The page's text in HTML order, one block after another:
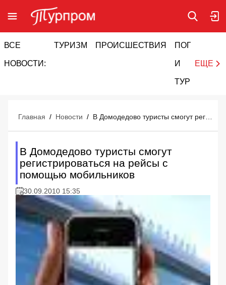
ВСЕ
НОВОСТИ:
ТУРИЗМ ПРОИСШЕСТВИЯ ПОГОДА
И
ТУРИЗМ
ЕЩЕ
Главная / Новости /
В Домодедово туристы смогут
регистрироваться на рейсы с
помощью мобильников
30.09.2010 15:35